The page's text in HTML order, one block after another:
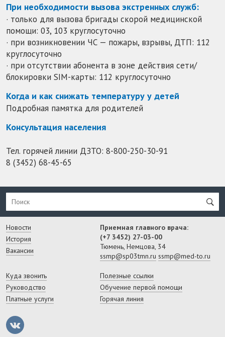
При необходимости вызова экстренных служб:
· только для вызова бригады скорой медицинской
помощи: 03, 103 круглосуточно
· при возникновении ЧС — пожары, взрывы, ДТП: 112
круглосуточно
· при отсутствии абонента в зоне действия сети/
блокировки SIM-карты: 112 круглосуточно
Когда и как снижать температуру у детей
Подробная памятка для родителей
Консультация населения
Тел. горячей линии ДЗТО: 8-800-250-30-91
8 (3452) 68-45-65
Новости
История
Вакансии
Приемная главного врача:
(+7 3452) 27-03-00
Тюмень, Немцова, 34
ssmp@sp03tmn.ru ssmp@med-to.ru
Куда звонить
Руководство
Платные услуги
Полезные ссылки
Обучение первой помощи
Горячая линия